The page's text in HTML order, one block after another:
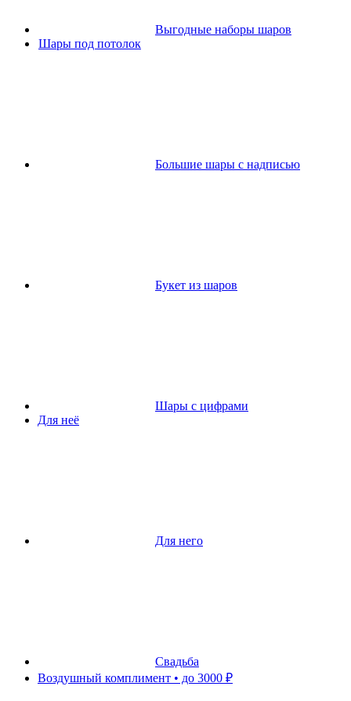
Выгодные наборы шаров
Шары под потолок
Большие шары с надписью
Букет из шаров
Шары с цифрами
Для неё
Для него
Свадьба
Воздушный комплимент • до 3000 ₽